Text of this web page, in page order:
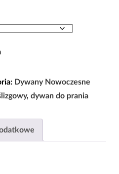
Dywany Nowoczesne
, dywan do prania